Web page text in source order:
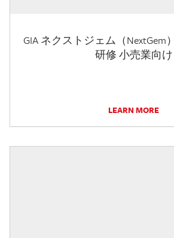
GIA ネクストジェム（NextGem
研修 小売業向け
LEARN MORE